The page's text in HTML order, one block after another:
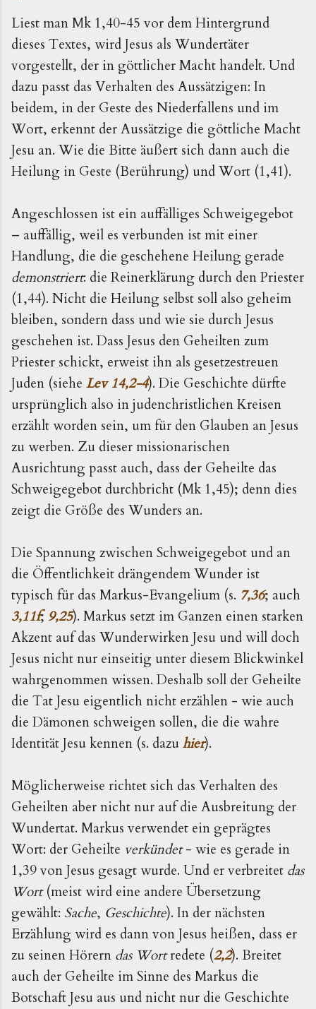
Liest man Mk 1,40-45 vor dem Hintergrund
dieses Textes, wird Jesus als Wundertäter
vorgestellt, der in göttlicher Macht handelt. Und
dazu passt das Verhalten des Aussätzigen: In
beidem, in der Geste des Niederfallens und im
Wort, erkennt der Aussätzige die gött­liche Macht
Jesu an. Wie die Bitte äußert sich dann auch die
Heilung in Geste (Berührung) und Wort (1,41).
Angeschlos­sen ist ein auffälliges Schweigegebot
– auffällig, weil es verbunden ist mit einer
Handlung, die die geschehene Hei­lung gerade
demonstriert: die Reinerklärung durch den Priester
(1,44). Nicht die Heilung selbst soll also geheim
bleiben, sondern dass und wie sie durch Jesus
geschehen ist. Dass Jesus den Geheilten zum
Priester schickt, erweist ihn als gesetzestreuen
Juden (siehe Lev 14,2-4). Die Ge­schichte dürfte
ursprünglich also in judenchristlichen Kreisen
erzählt worden sein, um für den Glauben an Jesus
zu werben. Zu dieser missionarischen
Ausrichtung passt auch, dass der Ge­heilte das
Schweigegebot durchbricht (Mk 1,45); denn dies
zeigt die Größe des Wunders an.
Die Spannung zwischen Schweigegebot und an
die Öffentlichkeit drängendem Wunder ist
typisch für das Markus-Evangelium (s. 7,36; auch
3,11f;9,25). Markus setzt im Ganzen einen starken
Akzent auf das Wunderwirken Jesu und will doch
Jesus nicht nur einseitig unter diesem Blickwinkel
wahrgenommen wissen. Deshalb soll der Geheilte
die Tat Jesu eigentlich nicht erzählen - wie auch
die Dämonen schweigen sollen, die die wahre
Identität Jesu kennen (s. dazuhier).
Möglicherweise richtet sich das Verhalten des
Geheilten aber nicht nur auf die Ausbreitung der
Wundertat. Markus verwendet ein geprägtes
Wort: der Geheilte verkündet- wie es gerade in
1,39 von Jesus gesagt wurde. Und er verbreitet das
Wort(meist wird eine andere Übersetzung
gewählt: Sache, Geschichte). In der nächsten
Erzählung wird es dann von Jesus heißen, dass er
zu seinen Hörern das Wortredete (2,2). Breitet
auch der Geheilte im Sinne des Markus die
Botschaft Jesu aus und nicht nur die Geschichte